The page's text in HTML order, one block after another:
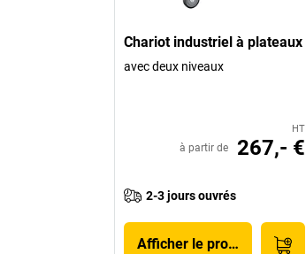
Chariot industriel à plateaux
avec deux niveaux
HT
à partir de 267,- €
2-3 jours ouvrés
Afficher le produit